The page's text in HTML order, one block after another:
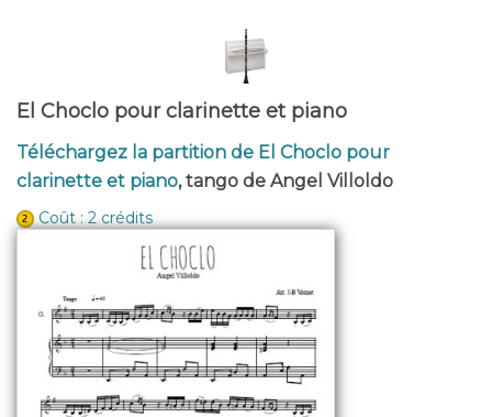
El Choclo pour clarinette et piano
Téléchargez la partition de El Choclo pour
clarinette et piano, tango de Angel Villoldo
Coût : 2 crédits